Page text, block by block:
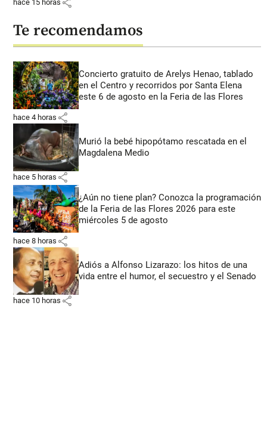
hace 15 horas
Te recomendamos
Concierto gratuito de Arelys Henao, tablado
en el Centro y recorridos por Santa Elena
este 6 de agosto en la Feria de las Flores
hace 4 horas share
Murió la bebé hipopótamo rescatada en el
Magdalena Medio
hace 5 horas share
¿Aún no tiene plan? Conozca la programación
de la Feria de las Flores 2026 para este
miércoles 5 de agosto
hace 8 horas share
Adiós a Alfonso Lizarazo: los hitos de una
vida entre el humor, el secuestro y el Senado
hace 10 horas share